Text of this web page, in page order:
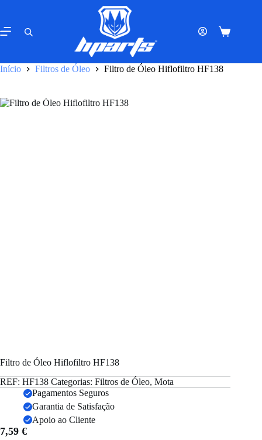
o
conteúdo
Carrinho
Início
Filtros de Óleo Filtro de Óleo Hiflofiltro HF138
Filtro de Óleo Hiflofiltro HF138
REF: HF138 Categorias: Filtros de Óleo, Mota
Pagamentos Seguros
Garantia de Satisfação
Apoio ao Cliente
7,59 €